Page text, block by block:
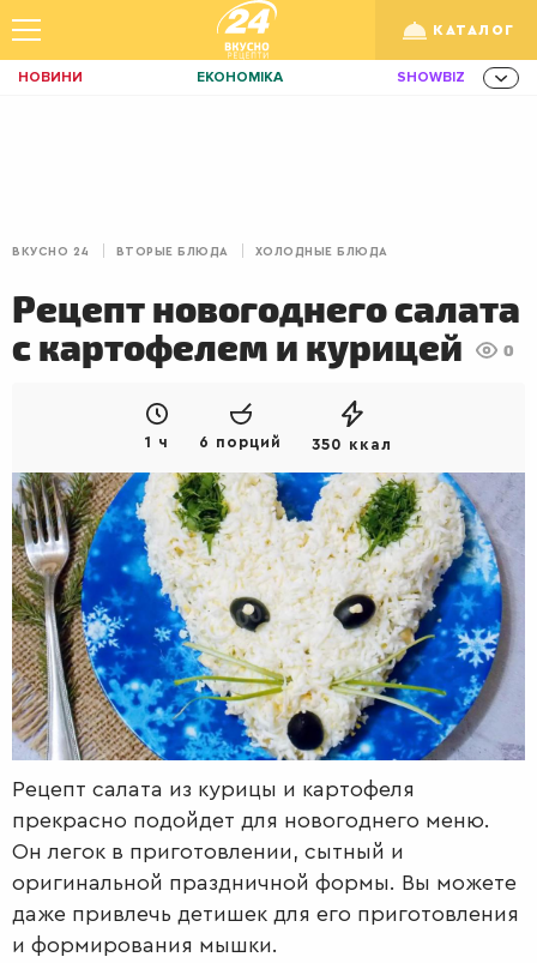
КАТАЛОГ
НОВИНИ ЕКОНОМІКА SHOWBIZ
ІДЕЇ АГРО
ІННОВАЦІЇ MEN НЕРУХОМІСТЬ
ЗБІРНА АКТИВ КОРИСНО
GAMES ІНВЕСТИЦІЇ
AUTO
СІМ'Я LIKAR НОВИНИ ЗДОРОВ'Я
РАДІО КРАСА КІНО
LIFESTYLE FASHION ТРАДИЦІЇ
PETS
ВКУСНО 24 ВТОРЫЕ БЛЮДА ХОЛОДНЫЕ БЛЮДА
Рецепт новогоднего салата
с картофелем и курицей
0
1 ч 6 порций 350 ккал
Рецепт салата из курицы и картофеля
прекрасно подойдет для новогоднего меню.
Он легок в приготовлении, сытный и
оригинальной праздничной формы. Вы можете
даже привлечь детишек для его приготовления
и формирования мышки.